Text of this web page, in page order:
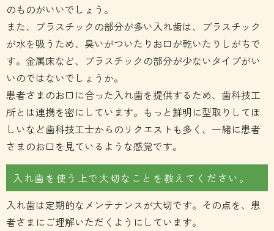
のものがいいでしょう。
また、プラスチックの部分が多い入れ歯は、プラスチック
が水を吸うため、臭いがついたりお口が乾いたりしがちで
す。金属床など、プラスチックの部分が少ないタイプがい
いのではないでしょうか。
患者さまのお口に合った入れ歯を提供するため、歯科技工
所とは連携を密にしています。もっと鮮明に型取りしてほ
しいなど歯科技工士からのリクエストも多く、一緒に患者
さまのお口を見ているような感覚です。
入れ歯を使う上で大切なことを教えてください。
入れ歯は定期的なメンテナンスが大切です。その点を、患
者さまにご理解いただくようにしています。